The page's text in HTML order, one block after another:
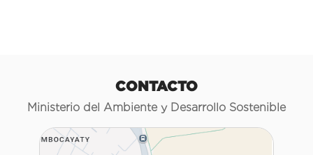
CONTACTO
Ministerio del Ambiente y Desarrollo Sostenible